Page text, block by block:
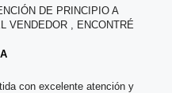
DE PRINCIPIO A
VENDEDOR , ENCONTRÉ
con excelente atención y